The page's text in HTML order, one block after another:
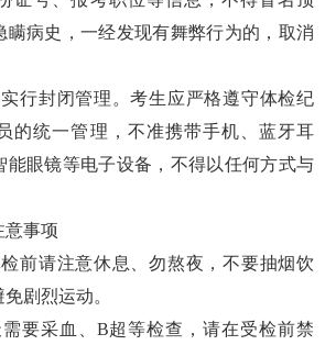
瞒病史，一经发现有舞弊行为的，取消
行封闭管理。考生应严格遵守体检纪
的统一管理，不准携带手机、蓝牙耳
能眼镜等电子设备，不得以任何方式与
意事项
前请注意休息、勿熬夜，不要抽烟饮
剧烈运动。
要采血、B超等检查，请在受检前禁